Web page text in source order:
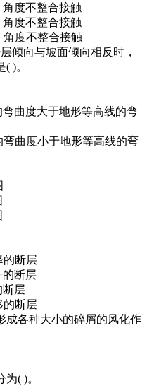
度不整合接触
度不整合接触
度不整合接触
倾向与坡面倾向相反时，
)。
曲度大于地形等高线的弯
曲度小于地形等高线的弯
的断层
的断层
断层
的断层
成各种大小的碎屑的风化作
( )。